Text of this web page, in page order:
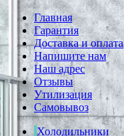
Главная
Гарантия
Доставка и оплата
Напишите нам
Наш адрес
Отзывы
Утилизация
Самовывоз
Холодильники